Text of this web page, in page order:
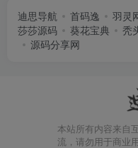
迪思导航 首码逸 羽灵
莎莎源码
葵花宝典 秃
源码分享网
本站所有内容来自
流，请勿用于商业